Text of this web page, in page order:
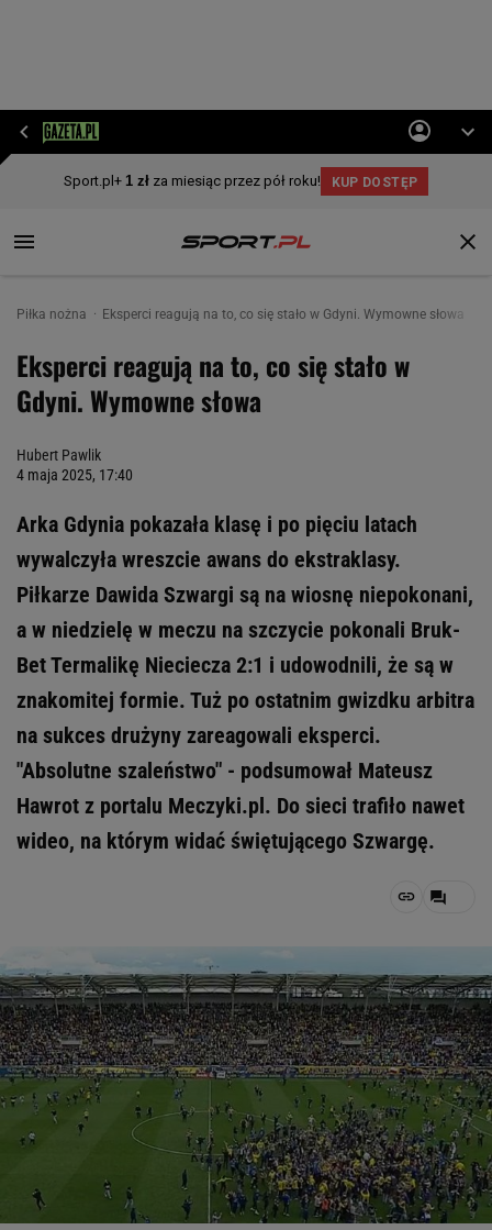
Piłka nożna Eksperci reagują na to, co się stało w Gdyni. Wymowne słowa
Eksperci reagują na to, co się stało w
Gdyni. Wymowne słowa
Hubert Pawlik
4 maja 2025, 17:40
Arka Gdynia pokazała klasę i po pięciu latach
wywalczyła wreszcie awans do ekstraklasy.
Piłkarze Dawida Szwargi są na wiosnę niepokonani,
a w niedzielę w meczu na szczycie pokonali Bruk-
Bet Termalikę Nieciecza 2:1 i udowodnili, że są w
znakomitej formie. Tuż po ostatnim gwizdku arbitra
na sukces drużyny zareagowali eksperci.
"Absolutne szaleństwo" - podsumował Mateusz
Hawrot z portalu Meczyki.pl. Do sieci trafiło nawet
wideo, na którym widać świętującego Szwargę.